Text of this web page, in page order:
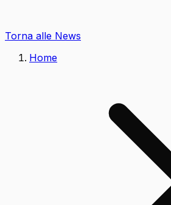
Torna alle News
Home